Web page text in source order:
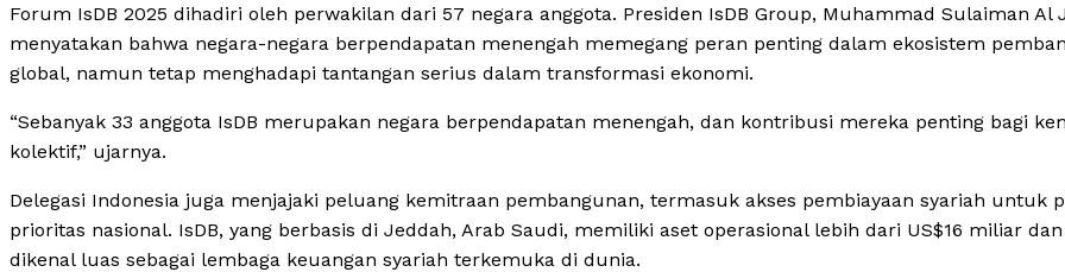
Forum IsDB 2025 dihadiri oleh perwakilan dari 57 negara anggota. Presiden IsDB Group, Muhammad Sulaiman Al
menyatakan bahwa negara-negara berpendapatan menengah memegang peran penting dalam ekosistem
global, namun tetap menghadapi tantangan serius dalam transformasi ekonomi.
“Sebanyak 33 anggota IsDB merupakan negara berpendapatan menengah, dan kontribusi mereka penting bagi
kolektif,” ujarnya.
Delegasi Indonesia juga menjajaki peluang kemitraan pembangunan, termasuk akses pembiayaan syariah untuk
prioritas nasional. IsDB, yang berbasis di Jeddah, Arab Saudi, memiliki aset operasional lebih dari US$16 miliar dan
dikenal luas sebagai lembaga keuangan syariah terkemuka di dunia.